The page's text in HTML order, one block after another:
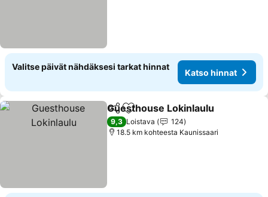
Valitse päivät nähdäksesi tarkat hinnat
Katso hinnat
Jaa Lisää suosikkeihin
Guesthouse Lokinlaulu
9,3 Loistava
124
18.5 km kohteesta Kaunissaari